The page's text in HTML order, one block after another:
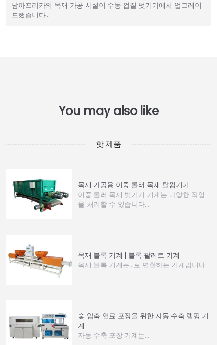
남아프리카의 목재 가공 시설이 수동 껍질 벗기기에서 업그레이
드했습니다…
핫 제품
목재 가공용 이중 롤러 목재 탈껍기기
이중 롤러 목재 벗기기 기계는 다양한 작업
을 처리할 수 있습니다…
목재 블록 기계 | 블록 팔레트 기계
목재 블록 기계는…로 변환하는 기계입니다.
숯 압축 연료 포장을 위한 자동 수축 랩핑 기
계
자동 수축 포장 기계는...